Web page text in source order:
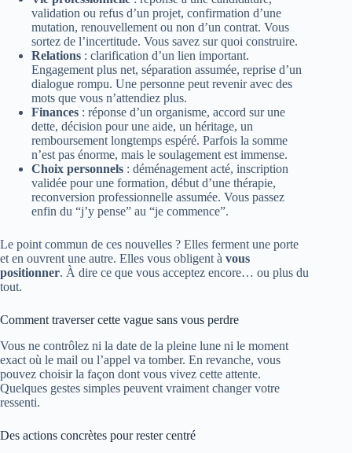
validation ou refus d’un projet, confirmation d’une
mutation, renouvellement ou non d’un contrat. Vous
sortez de l’incertitude. Vous savez sur quoi construire.
Relations : clarification d’un lien important.
Engagement plus net, séparation assumée, reprise d’un
dialogue rompu. Une personne peut revenir avec des
mots que vous n’attendiez plus.
Finances : réponse d’un organisme, accord sur une
dette, décision pour une aide, un héritage, un
remboursement longtemps espéré. Parfois la somme
n’est pas énorme, mais le soulagement est immense.
Choix personnels : déménagement acté, inscription
validée pour une formation, début d’une thérapie,
reconversion professionnelle assumée. Vous passez
enfin du “j’y pense” au “je commence”.
Le point commun de ces nouvelles ? Elles ferment une porte
et en ouvrent une autre. Elles vous obligent à vous
positionner. À dire ce que vous acceptez encore… ou plus du
tout.
Comment traverser cette vague sans vous perdre
Vous ne contrôlez ni la date de la pleine lune ni le moment
exact où le mail ou l’appel va tomber. En revanche, vous
pouvez choisir la façon dont vous vivez cette attente.
Quelques gestes simples peuvent vraiment changer votre
ressenti.
Des actions concrètes pour rester centré